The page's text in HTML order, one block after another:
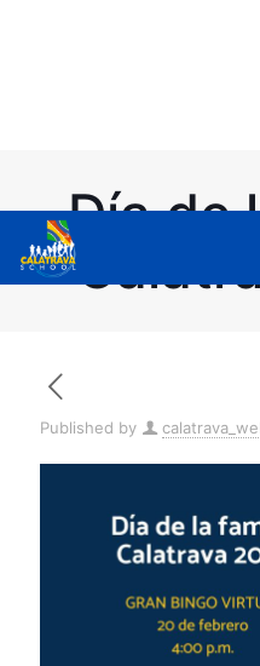
Día de
Published by